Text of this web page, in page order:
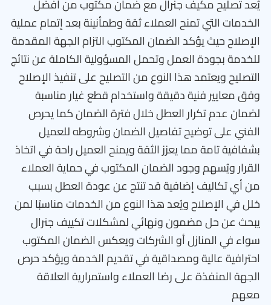
يُعد تصليح مكيف جنرال مع ضمان مكتوب من أفضل
الخدمات التي تمنح العملاء ثقة وطمأنينة بعد إتمام عملية
الإصلاح حيث يؤكد الضمان المكتوب التزام الجهة المقدمة
للخدمة بجودة العمل وتحمل المسؤولية الكاملة عن نتائج
التصليح ويعتمد هذا النوع من التصليح على تنفيذ الإصلاح
وفق معايير فنية دقيقة واستخدام قطع غيار مناسبة
لضمان عدم تكرار العطل خلال فترة الضمان كما يحرص
الفني على توضيح تفاصيل الضمان وشروطه للعميل
بشفافية تامة مما يعزز الثقة ويمنح العميل راحة في اتخاذ
القرار ويُسهم وجود الضمان المكتوب في حماية العملاء
من أي تكاليف إضافية قد تنتج عن عودة العطل بسبب
خلل في الإصلاح ويُعد هذا النوع من الخدمات مناسبًا لمن
يبحث عن حل مضمون ونهائي لمشكلات تكييف جنرال
سواء في المنازل أو الشركات ويعكس الضمان المكتوب
احترافية عالية ومصداقية في تقديم الخدمة ويؤكد حرص
الجهة المنفذة على رضا العملاء واستمرارية العلاقة
معهم